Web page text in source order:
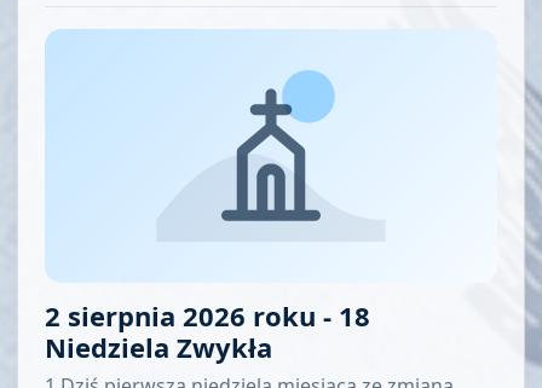
2 sierpnia 2026 roku - 18
Niedziela Zwykła